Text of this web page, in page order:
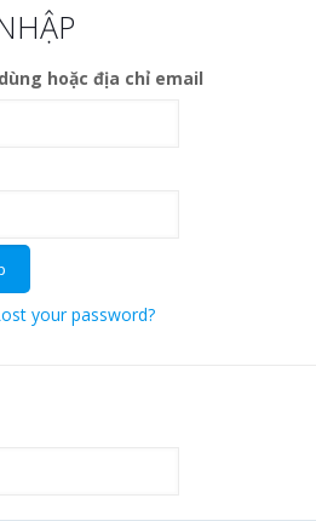
hoặc địa chỉ email
your password?